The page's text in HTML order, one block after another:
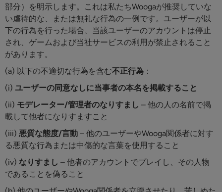
部分）を明示します。これは私たちWoogaが推奨していな
い虐待的な、または無礼な行為の一例です。ユーザーが以
下の行為を行った場合、当該ユーザーのアカウントは停止
され、ゲームおよび当社サービスの利用が禁止されること
があります。
(a) 以下の不適切な行為を含む不正行為 ：
(i) ユーザーの同意なしに当事者の本名を掲載すること
(ii) モデレーター/管理者のなりすまし – 他の人の名前で掲
載して他者になりすますこと
(iii) 悪質な態度/言動 – 他のユーザーやWooga関係者に対す
る悪質な行為または中傷的な言葉を使用すること
(iv) なりすまし – 他者のアカウントでプレイし、その人物
であることを偽ること